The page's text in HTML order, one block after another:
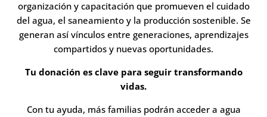
organización y capacitación que promueven el cuidado
del agua, el saneamiento y la producción sostenible. Se
generan así vínculos entre generaciones, aprendizajes
compartidos y nuevas oportunidades.
Tu donación es clave para seguir transformando
vidas.
Con tu ayuda, más familias podrán acceder a agua